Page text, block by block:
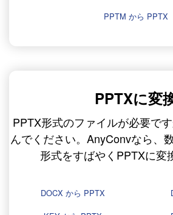
PPTM から PPTX
PPTXに変
PPTX形式のファイルが必要で
んでください。AnyConvなら、
形式をすばやくPPTXに変
DOCX から PPTX